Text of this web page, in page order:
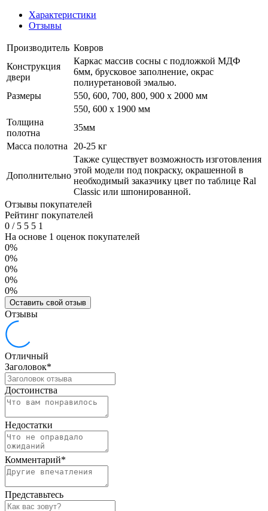
Характеристики
Отзывы
Производитель Ковров
Конструкция
двери
Каркас массив сосны с подложкой МДФ
6мм, брусковое заполнение, окрас
полиуретановой эмалью.
Размеры
550, 600, 700, 800, 900 x 2000 мм
550, 600 х 1900 мм
Толщина
полотна
35мм
Масса полотна
20-25 кг
Дополнительно
Также существует возможность изготовления
этой модели под покраску, окрашенной в
необходимый заказчику цвет по таблице Ral
Classic или шпонированной.
Отзывы покупателей
Рейтинг покупателей
0 /5 5 5 1
На основе 1 оценок покупателей
0%
0%
0%
0%
0%
Оставить свой отзыв
Отзывы
Отличный
Заголовок*
Достоинства
Недостатки
Комментарий*
Представьтесь